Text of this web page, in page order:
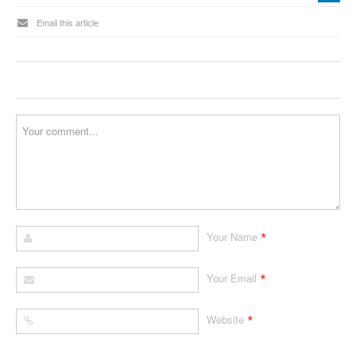
Email this article
Your Name *
Your Email *
Website *